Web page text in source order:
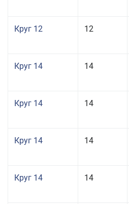
Круг 12 12
Круг 14 14
Круг 14 14
Круг 14 14
Круг 14 14